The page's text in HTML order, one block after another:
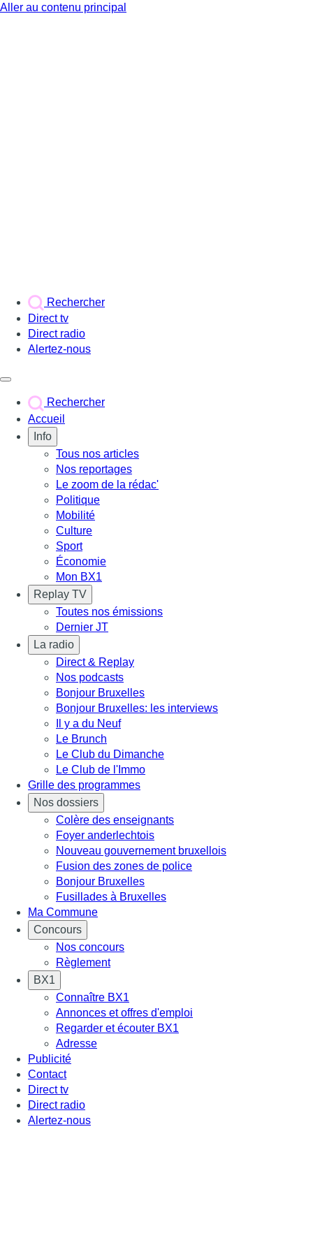
Aller au contenu principal
Rechercher
Direct tv
Direct radio
Alertez-nous
Rechercher
Accueil
Info
Tous nos articles
Nos reportages
Le zoom de la rédac'
Politique
Mobilité
Culture
Sport
Économie
Mon BX1
Replay TV
Toutes nos émissions
Dernier JT
La radio
Direct & Replay
Nos podcasts
Bonjour Bruxelles
Bonjour Bruxelles: les interviews
Il y a du Neuf
Le Brunch
Le Club du Dimanche
Le Club de l'Immo
Grille des programmes
Nos dossiers
Colère des enseignants
Foyer anderlechtois
Nouveau gouvernement bruxellois
Fusion des zones de police
Bonjour Bruxelles
Fusillades à Bruxelles
Ma Commune
Concours
Nos concours
Règlement
BX1
Connaître BX1
Annonces et offres d'emploi
Regarder et écouter BX1
Adresse
Publicité
Contact
Direct tv
Direct radio
Alertez-nous